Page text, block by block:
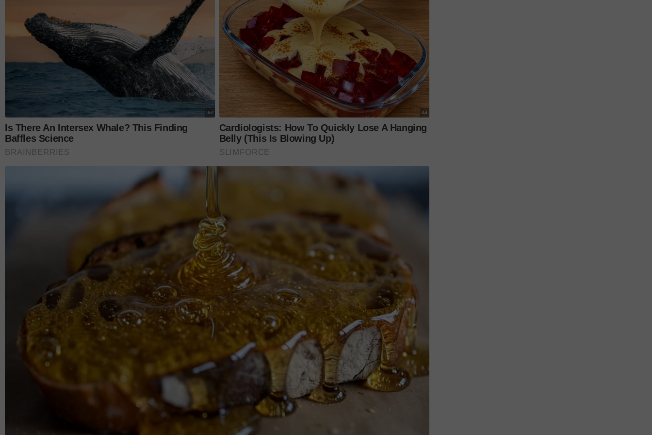
“Menerusi kerjasama ini, saya pasti ia
akan menjadi motivasi untuk pemain-
pemain skuad Harimau Malaya
memulakan kembali kempen Kelayakan
Piala Dunia 2022/Piala Asia 2023 yang
tertangguh akibat pandemik,” kata Datuk
Hisamudin.
Jelasnya lagi, sokongan daripada syarikat-syarikat korporat ini adalah sebahagian daripada
usaha Datuk Haji Hamidin selaku Presiden FAM yang sentiasa berusaha meningkatkan kualiti
serta nilai komersial badan induk bola sepak negara itu.
Sebagai simbolik pelancaran jam tangan Casio G-SHOCK edisi terhad ini, Datuk Haji Hamidin
telah menjadi individu pertama yang menerima jam tangan G-SHOCK edisi Harimau Malaya
dengan nombor siri 001 daripada Encik Tezuka Itsuro.
Jam tangan edisi Harimau Malaya ini menggunakan model asas G-SHOCK GA-2000-1A9,
yang didatangi dengan warna tradisi Harimau Malaya iaitu hitam dan kuning serta memiliki
ukiran logo Harimau Malaya sekali gus menyerlahkan lagi gaya eksklusif dan unggul.
Majlis berkenaan turut dihadiri oleh Timbalan Presiden FAM, Dato’ Sivasundaram
Sithamparam Pillai bersama barisan Ahli Jawantankuasa Eksekutif FAM.
Sementara itu, Encik Tezuka turut berkongsi rasa berbesar hati dengan kesudian pihak FAM
untuk menjalinkan kerjasama bersama syarikat multinasional Jepun itu.